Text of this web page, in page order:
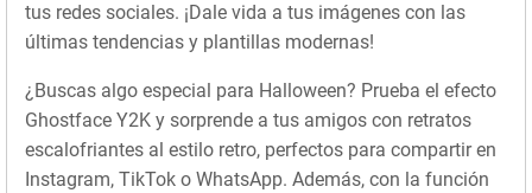
tus redes sociales. ¡Dale vida a tus imágenes con las
últimas tendencias y plantillas modernas!
¿Buscas algo especial para Halloween? Prueba el efecto
Ghostface Y2K y sorprende a tus amigos con retratos
escalofriantes al estilo retro, perfectos para compartir en
Instagram, TikTok o WhatsApp. Además, con la función